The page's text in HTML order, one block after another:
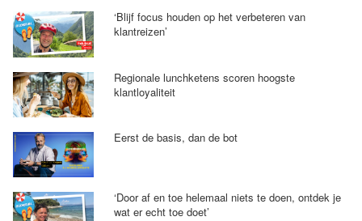
‘Blijf focus houden op het verbeteren van
klantreizen’
Regionale lunchketens scoren hoogste
klantloyaliteit
Eerst de basis, dan de bot
‘Door af en toe helemaal niets te doen, ontdek je
wat er echt toe doet’